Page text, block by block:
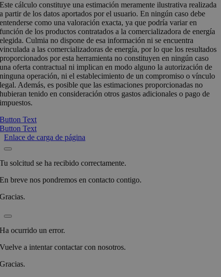
Este cálculo constituye una estimación meramente ilustrativa realizada
a partir de los datos aportados por el usuario. En ningún caso debe
entenderse como una valoración exacta, ya que podría variar en
función de los productos contratados a la comercializadora de energía
elegida. Culmia no dispone de esa información ni se encuentra
vinculada a las comercializadoras de energía, por lo que los resultados
proporcionados por esta herramienta no constituyen en ningún caso
una oferta contractual ni implican en modo alguno la autorización de
ninguna operación, ni el establecimiento de un compromiso o vínculo
legal. Además, es posible que las estimaciones proporcionadas no
hubieran tenido en consideración otros gastos adicionales o pago de
impuestos.
Button Text
Button Text
Enlace de carga de página
Tu solcitud se ha recibido correctamente.
En breve nos pondremos en contacto contigo.
Gracias.
Ha ocurrido un error.
Vuelve a intentar contactar con nosotros.
Gracias.